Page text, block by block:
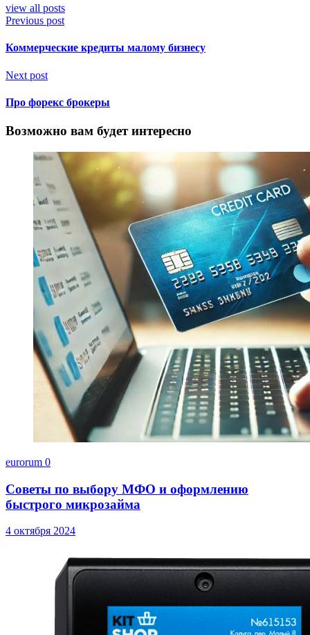
view all posts
Previous post
Коммерческие кредиты малому бизнесу
Next post
Про форекс брокеры
Возможно вам будет интересно
eurorum 0
Советы по выбору МФО и оформлению
быстрого микрозайма
4 октября 2024